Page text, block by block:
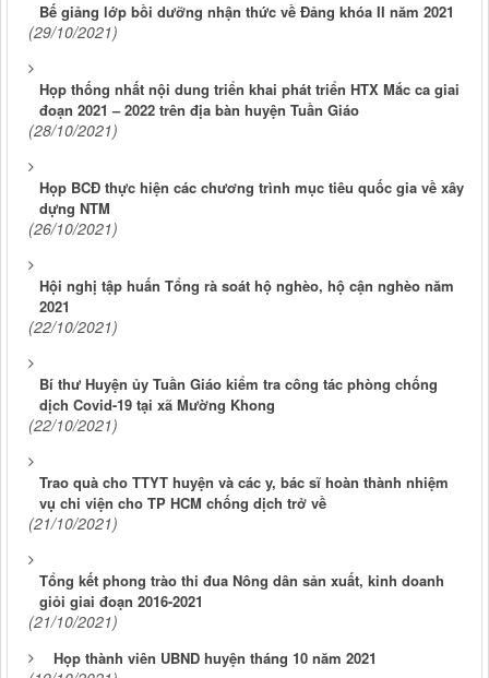
Bế giảng lớp bồi dưỡng nhận thức về Đảng khóa II năm 2021
(29/10/2021)
Họp thống nhất nội dung triển khai phát triển HTX Mắc ca giai
đoạn 2021 – 2022 trên địa bàn huyện Tuần Giáo
(28/10/2021)
Họp BCĐ thực hiện các chương trình mục tiêu quốc gia về xây
dựng NTM
(26/10/2021)
Hội nghị tập huấn Tổng rà soát hộ nghèo, hộ cận nghèo năm
2021
(22/10/2021)
Bí thư Huyện ủy Tuần Giáo kiểm tra công tác phòng chống
dịch Covid-19 tại xã Mường Khong
(22/10/2021)
Trao quà cho TTYT huyện và các y, bác sĩ hoàn thành nhiệm
vụ chi viện cho TP HCM chống dịch trở về
(21/10/2021)
Tổng kết phong trào thi đua Nông dân sản xuất, kinh doanh
giỏi giai đoạn 2016-2021
(21/10/2021)
Họp thành viên UBND huyện tháng 10 năm 2021